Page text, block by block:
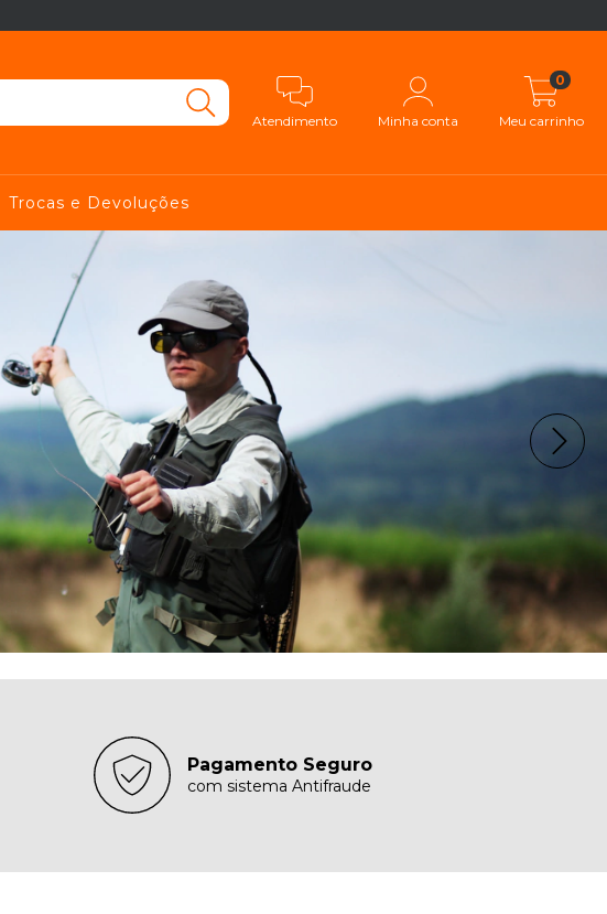
Atendimento Minha conta Meu carrinho
0
Trocas e Devoluções
Pagamento Seguro
com sistema Antifraude